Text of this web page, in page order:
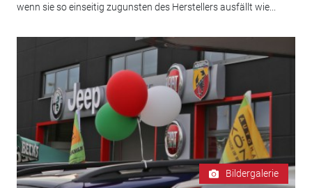
wenn sie so einseitig zugunsten des Herstellers ausfällt wie...
Bildergalerie